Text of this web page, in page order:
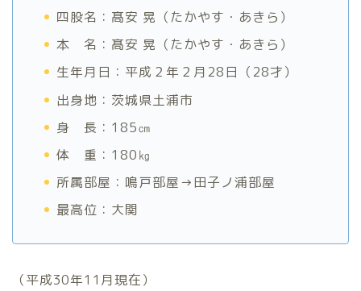
四股名：髙安 晃（たかやす・あきら）
本 名：髙安 晃（たかやす・あきら）
生年月日：平成２年２月28日（28才）
出身地：茨城県土浦市
身 長：185㎝
体 重：180㎏
所属部屋：鳴戸部屋→田子ノ浦部屋
最高位：大関
（平成30年11月現在）